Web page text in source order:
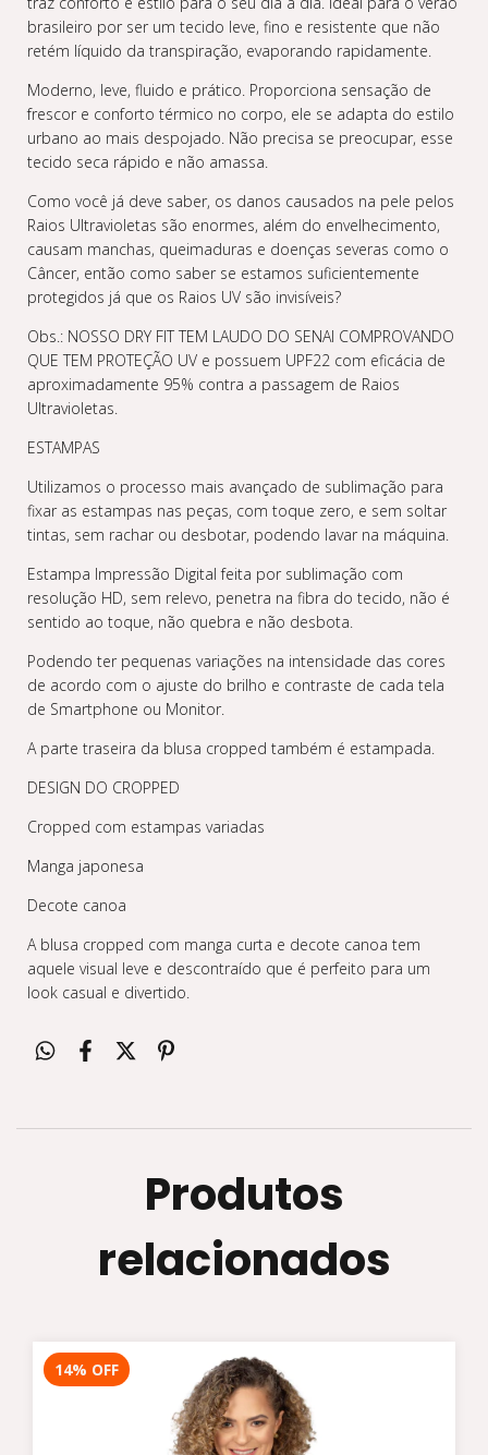
brasileiro por ser um tecido leve, fino e resistente que não
retém líquido da transpiração, evaporando rapidamente.
Moderno, leve, fluido e prático. Proporciona sensação de
frescor e conforto térmico no corpo, ele se adapta do estilo
urbano ao mais despojado. Não precisa se preocupar, esse
tecido seca rápido e não amassa.
Como você já deve saber, os danos causados na pele pelos
Raios Ultravioletas são enormes, além do envelhecimento,
causam manchas, queimaduras e doenças severas como o
Câncer, então como saber se estamos suficientemente
protegidos já que os Raios UV são invisíveis?
Obs.: NOSSO DRY FIT TEM LAUDO DO SENAI COMPROVANDO
QUE TEM PROTEÇÃO UV e possuem UPF22 com eficácia de
aproximadamente 95% contra a passagem de Raios
Ultravioletas.
ESTAMPAS
Utilizamos o processo mais avançado de sublimação para
fixar as estampas nas peças, com toque zero, e sem soltar
tintas, sem rachar ou desbotar, podendo lavar na máquina.
Estampa Impressão Digital feita por sublimação com
resolução HD, sem relevo, penetra na fibra do tecido, não é
sentido ao toque, não quebra e não desbota.
Podendo ter pequenas variações na intensidade das cores
de acordo com o ajuste do brilho e contraste de cada tela
de Smartphone ou Monitor.
A parte traseira da blusa cropped também é estampada.
DESIGN DO CROPPED
Cropped com estampas variadas
Manga japonesa
Decote canoa
A blusa cropped com manga curta e decote canoa tem
aquele visual leve e descontraído que é perfeito para um
look casual e divertido.
Produtos
relacionados
14% OFF